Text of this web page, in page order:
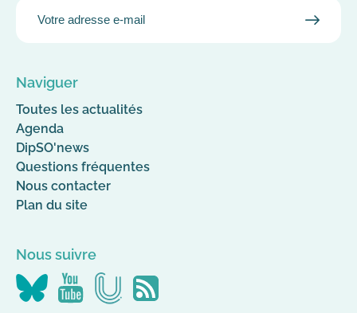
Naviguer
Toutes les actualités
Agenda
DipSO'news
Questions fréquentes
Nous contacter
Plan du site
Nous suivre
Nous
suivre
Nous
suivre
Nous
suivre
Flus
RSS